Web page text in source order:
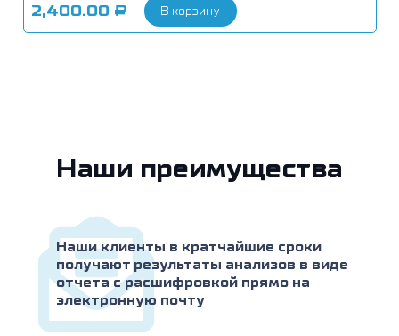
2,400.00 ₽ В корзину
Наши преимущества
Наши клиенты в кратчайшие сроки
получают результаты анализов в виде
отчета с расшифровкой прямо на
электронную почту